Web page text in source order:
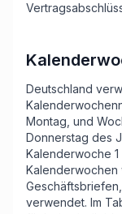
Deutschland
Montag, und
Donnerstag des
Kalenderwoche
Kalenderwochen
verwendet. Im